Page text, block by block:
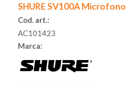
SHURE SV100A Microfono
Cod. art.:
AC101423
Marca: